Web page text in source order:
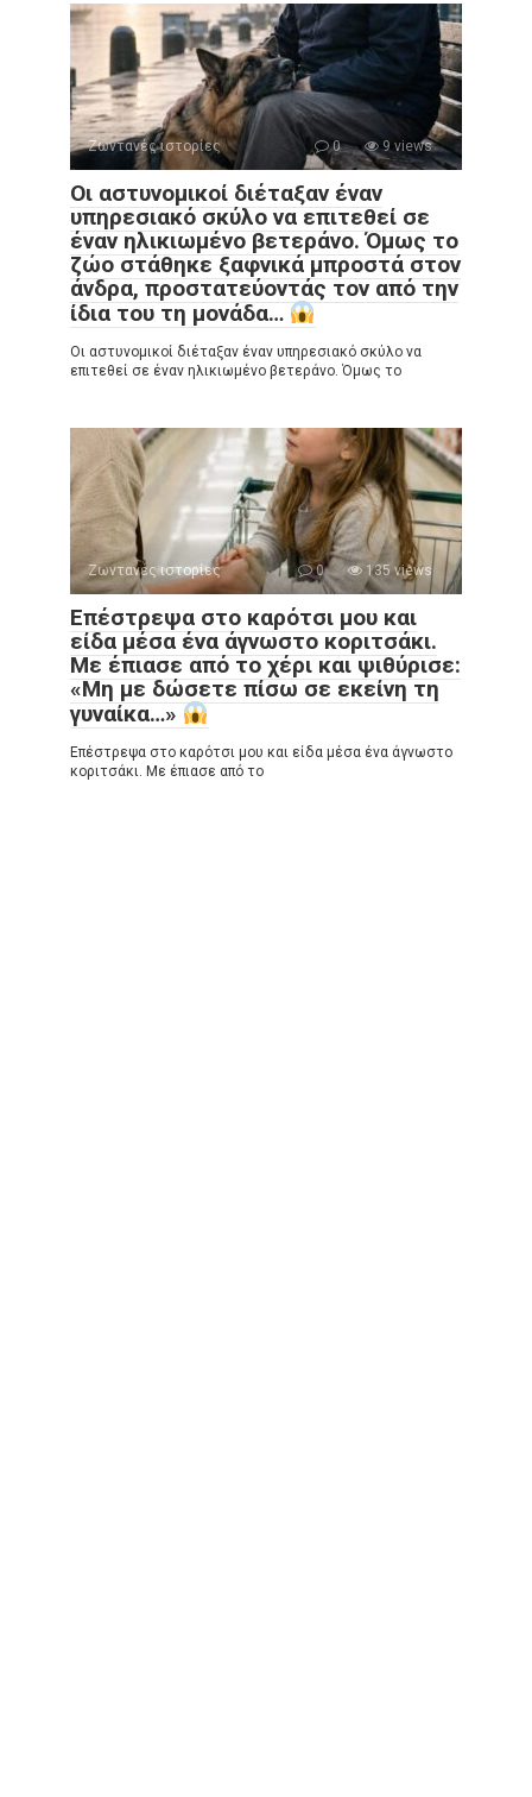
Ζωντανές ιστορίες 0 9 views
Οι αστυνομικοί διέταξαν έναν
υπηρεσιακό σκύλο να επιτεθεί σε
έναν ηλικιωμένο βετεράνο. Όμως το
ζώο στάθηκε ξαφνικά μπροστά στον
άνδρα, προστατεύοντάς τον από την
ίδια του τη μονάδα…
Οι αστυνομικοί διέταξαν έναν υπηρεσιακό σκύλο να
επιτεθεί σε έναν ηλικιωμένο βετεράνο. Όμως το
Ζωντανές ιστορίες 0 135 views
Επέστρεψα στο καρότσι μου και
είδα μέσα ένα άγνωστο κοριτσάκι.
Με έπιασε από το χέρι και ψιθύρισε:
«Μη με δώσετε πίσω σε εκείνη τη
γυναίκα…»
Επέστρεψα στο καρότσι μου και είδα μέσα ένα άγνωστο
κοριτσάκι. Με έπιασε από το